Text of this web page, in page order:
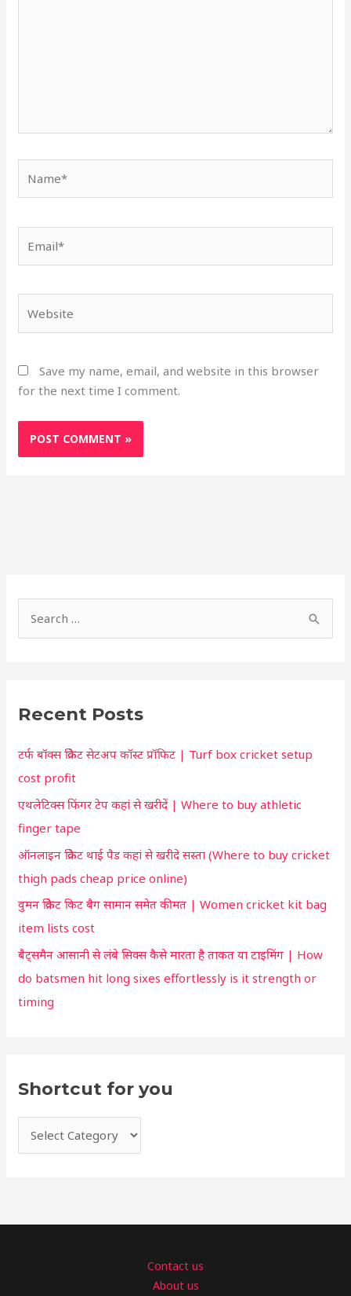
Save my name, email, and website in this browser
for the next time I comment.
c
f
o
r
:
Recent Posts
टर्फ बॉक्स क्रिकेट सेटअप कॉस्ट प्रॉफिट | Turf box cricket setup
cost profit
एथलेटिक्स फिंगर टेप कहां से खरीदें | Where to buy athletic
finger tape
ऑनलाइन क्रिकेट थाई पैड कहां से खरीदे सस्ता (Where to buy cricket
thigh pads cheap price online)
वुमन क्रिकेट किट बैग सामान समेत कीमत | Women cricket kit bag
item lists cost
बैट्समैन आसानी से लंबे सिक्स कैसे मारता है ताकत या टाइमिंग | How
do batsmen hit long sixes effortlessly is it strength or
timing
Shortcut for you
t
f
o
r
Contact us
About us